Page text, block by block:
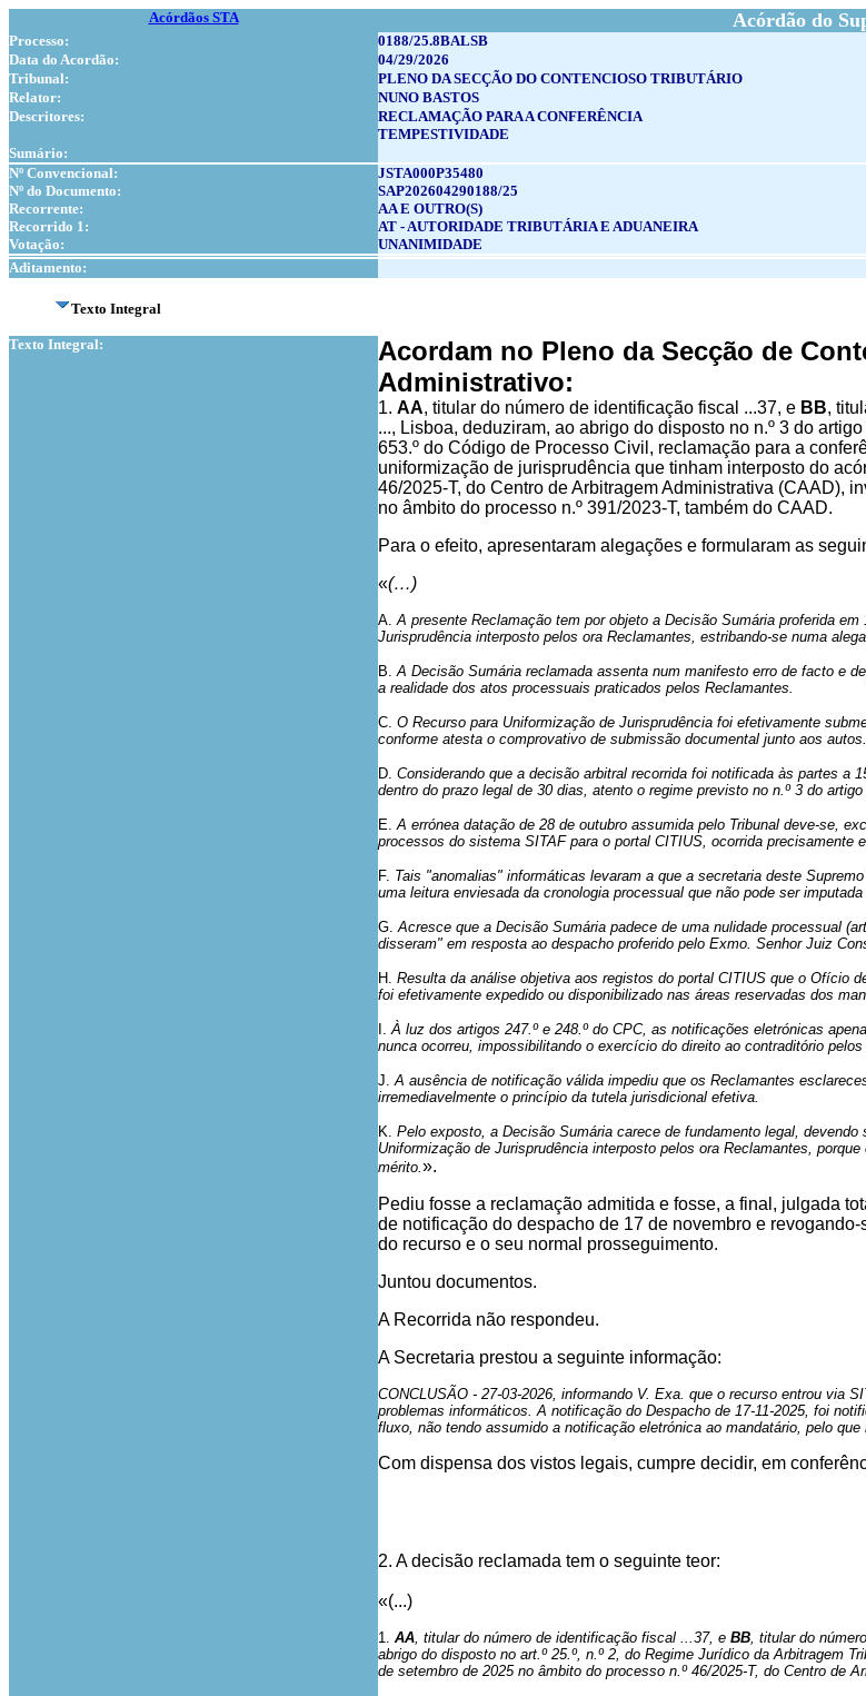
Acórdãos STA Acórdão do
Processo:
0188/25.8BALSB
Data do Acordão:
04/29/2026
Tribunal:
PLENO DA SECÇÃO DO CONTENCIOSO TRIBUTÁRIO
Relator:
NUNO BASTOS
Descritores:
RECLAMAÇÃO PARA A CONFERÊNCIA
TEMPESTIVIDADE
Sumário:
Nº Convencional:
JSTA000P35480
Nº do Documento:
SAP202604290188/25
Recorrente:
AA E OUTRO(S)
Recorrido 1:
AT - AUTORIDADE TRIBUTÁRIA E ADUANEIRA
Votação:
UNANIMIDADE
Aditamento:
Texto Integral
Texto Integral:
Acordam no Pleno da Secção de
Administrativo:
1. AA, titular do número de identificação fiscal ...37, e BB,
..., Lisboa, deduziram, ao abrigo do disposto no n.º 3 do
653.º do Código de Processo Civil, reclamação para a
uniformização de jurisprudência que tinham interposto do
46/2025-T, do Centro de Arbitragem Administrativa (CAAD),
no âmbito do processo n.º 391/2023-T, também do CAAD.
Para o efeito, apresentaram alegações e formularam as
«(…)
A.A presente Reclamação tem por objeto a Decisão Sumária proferida
Jurisprudência interposto pelos ora Reclamantes, estribando-se numa
B.A Decisão Sumária reclamada assenta num manifesto erro de facto e
a realidade dos atos processuais praticados pelos Reclamantes.
C. O Recurso para Uniformização de Jurisprudência foi efetivamente
conforme atesta o comprovativo de submissão documental junto aos autos.
D. Considerando que a decisão arbitral recorrida foi notificada às partes a
dentro do prazo legal de 30 dias, atento o regime previsto no n.º 3 do artigo
E.A errónea datação de 28 de outubro assumida pelo Tribunal deve-se,
processos do sistema SITAF para o portal CITIUS, ocorrida precisamente
F. Tais "anomalias" informáticas levaram a que a secretaria deste
uma leitura enviesada da cronologia processual que não pode ser
G.Acresce que a Decisão Sumária padece de uma nulidade processual
disseram" em resposta ao despacho proferido pelo Exmo. Senhor Juiz
H. Resulta da análise objetiva aos registos do portal CITIUS que o Ofício
foi efetivamente expedido ou disponibilizado nas áreas reservadas dos
I.À luz dos artigos 247.º e 248.º do CPC, as notificações eletrónicas
nunca ocorreu, impossibilitando o exercício do direito ao contraditório pelos
J.A ausência de notificação válida impediu que os Reclamantes
irremediavelmente o princípio da tutela jurisdicional efetiva.
K. Pelo exposto, a Decisão Sumária carece de fundamento legal,
Uniformização de Jurisprudência interposto pelos ora Reclamantes,
mérito.».
Pediu fosse a reclamação admitida e fosse, a final, julgada
de notificação do despacho de 17 de novembro e
do recurso e o seu normal prosseguimento.
Juntou documentos.
A Recorrida não respondeu.
A Secretaria prestou a seguinte informação:
CONCLUSÃO - 27-03-2026, informando V. Exa. que o recurso entrou via
problemas informáticos. A notificação do Despacho de 17-11-2025, foi
fluxo, não tendo assumido a notificação eletrónica ao mandatário, pelo
Com dispensa dos vistos legais, cumpre decidir, em
2. A decisão reclamada tem o seguinte teor:
«(...)
1. AA, titular do número de identificação fiscal ...37, e BB, titular do
abrigo do disposto no art.º 25.º, n.º 2, do Regime Jurídico da Arbitragem
de setembro de 2025 no âmbito do processo n.º 46/2025-T, do Centro de